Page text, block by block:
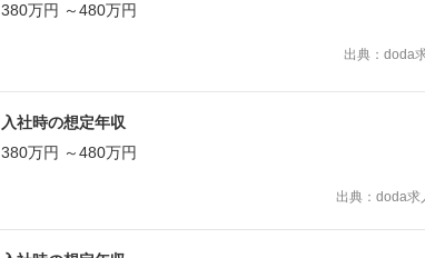
380万円 ～480万円
出典：doda
入社時の想定年収
380万円 ～480万円
出典：doda求